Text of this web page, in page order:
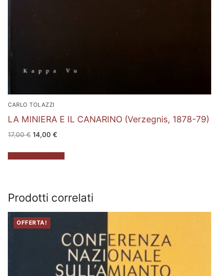
CARLO TOLAZZI
LA MINIERA E IL CANARINO (Verzegnis, 1878-79)
17,00€ Il
prezzo
era:
17,00 €.
14,00 €Il
è:
14,00 €.
Prodotti correlati
OFFERTA!